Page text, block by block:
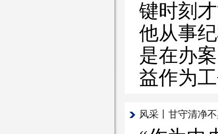
键时刻
他从事
是在办
益作为
风采丨甘守清净